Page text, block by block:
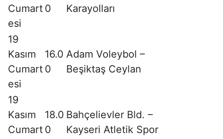
Cumart
esi
0
Karayolları
19
Kasım
Cumart
esi
16.0
0
Adam Voleybol –
Beşiktaş Ceylan
19
Kasım
Cumart
18.0
0
Bahçelievler Bld. –
Kayseri Atletik Spor